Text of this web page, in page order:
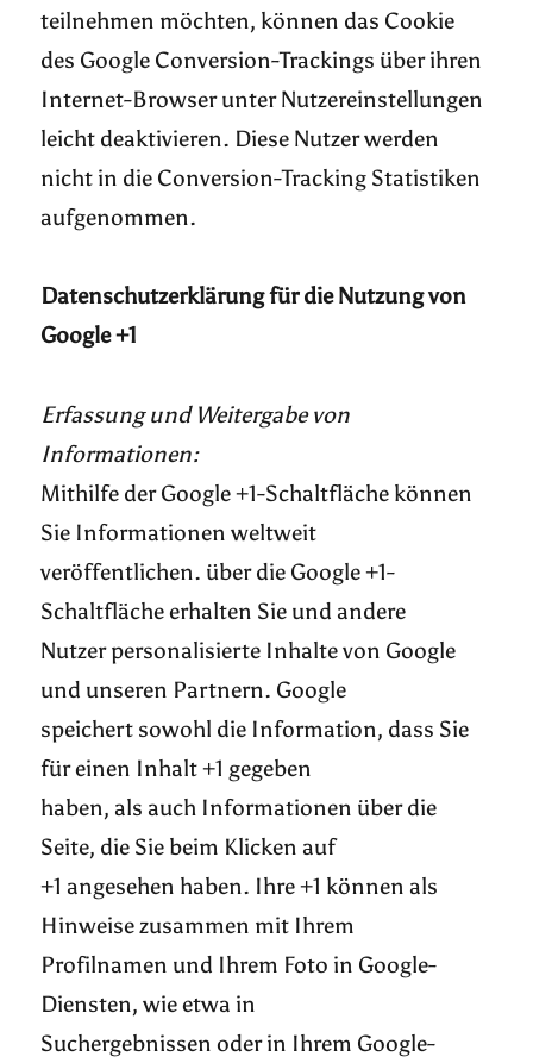
teilnehmen möchten, können das Cookie
des Google Conversion-Trackings über ihren
Internet-Browser unter Nutzereinstellungen
leicht deaktivieren. Diese Nutzer werden
nicht in die Conversion-Tracking Statistiken
aufgenommen.
Datenschutzerklärung für die Nutzung von
Google +1
Erfassung und Weitergabe von
Informationen:
Mithilfe der Google +1-Schaltfläche können
Sie Informationen weltweit
veröffentlichen. über die Google +1-
Schaltfläche erhalten Sie und andere
Nutzer personalisierte Inhalte von Google
und unseren Partnern. Google
speichert sowohl die Information, dass Sie
für einen Inhalt +1 gegeben
haben, als auch Informationen über die
Seite, die Sie beim Klicken auf
+1 angesehen haben. Ihre +1 können als
Hinweise zusammen mit Ihrem
Profilnamen und Ihrem Foto in Google-
Diensten, wie etwa in
Suchergebnissen oder in Ihrem Google-